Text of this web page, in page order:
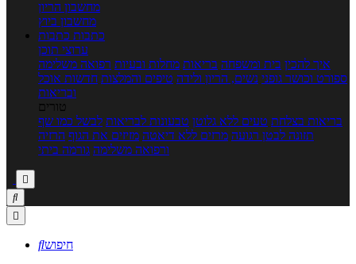
מחשבון הריון
מחשבון ביוץ
כתבות כתבות
ערוצי תוכן
איך להכין בית ומשפחה בריאות מחלות ובעיות רפואה משלימה
ספורט וכושר גופני נשים, הריון ולידה טיפים והמלצות חדשות אוכל
ובריאות
טורים
בריאות בצלחת טעים ללא גלוטן טבעונות לבריאות לבשל כמו שף
תזונה לבטן רגועה מרזים ללא דיאטה מזיזים את הגוף הרזיה
ורפואה משלימה גורמה ביתי



חיפוש